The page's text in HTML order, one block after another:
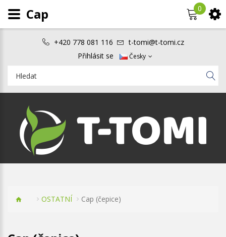
+420 778 081 116
t-tomi@t-tomi.cz
Přihlásit se
Česky
0
OSTATNÍ Cap (čepice)
Cap